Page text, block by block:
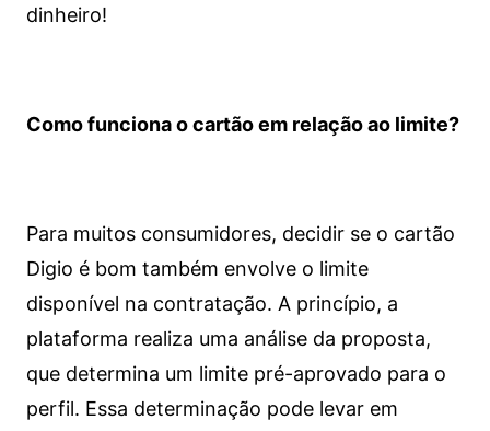
dinheiro!
Como funciona o cartão em relação ao limite?
Para muitos consumidores, decidir se o cartão
Digio é bom também envolve o limite
disponível na contratação. A princípio, a
plataforma realiza uma análise da proposta,
que determina um limite pré-aprovado para o
perfil. Essa determinação pode levar em